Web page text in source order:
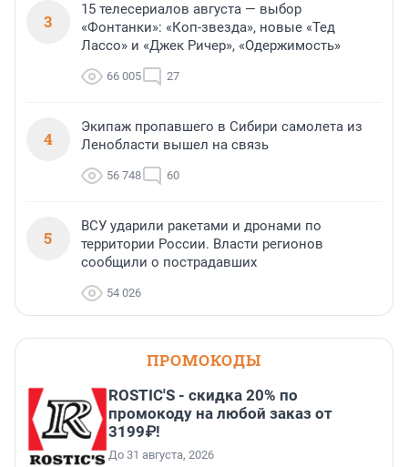
3
15 телесериалов августа — выбор
«Фонтанки»: «Коп-звезда», новые «Тед
Лассо» и «Джек Ричер», «Одержимость»
66 005 27
4
Экипаж пропавшего в Сибири самолета из
Ленобласти вышел на связь
56 748 60
5
ВСУ ударили ракетами и дронами по
территории России. Власти регионов
сообщили о пострадавших
54 026
ПРОМОКОДЫ
ROSTIC'S - скидка 20% по
промокоду на любой заказ от
3199₽!
До 31 августа, 2026